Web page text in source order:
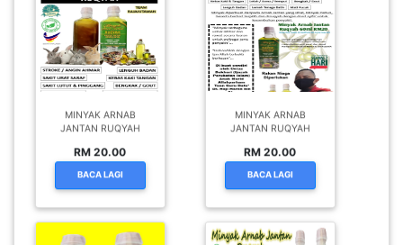
MINYAK ARNAB
JANTAN RUQYAH
RM 20.00
BACA LAGI
MINYAK ARNAB
JANTAN RUQYAH
RM 20.00
BACA LAGI